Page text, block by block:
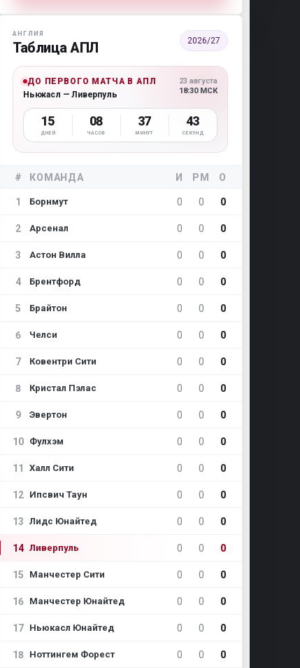
АНГЛИЯ
Таблица АПЛ 2026/27
ДО ПЕРВОГО МАТЧА В АПЛ
Ньюкасл — Ливерпуль
23 августа
18:30 МСК
15
ДНЕЙ
08
ЧАСОВ
37
МИНУТ
42
СЕКУНД
# КОМАНДА И РМ О
1 Борнмут 0 0 0
2 Арсенал 0 0 0
3 Астон Вилла 0 0 0
4 Брентфорд 0 0 0
5 Брайтон 0 0 0
6 Челси 0 0 0
7 Ковентри Сити 0 0 0
8 Кристал Пэлас 0 0 0
9 Эвертон 0 0 0
10 Фулхэм 0 0 0
11 Халл Сити 0 0 0
12 Ипсвич Таун 0 0 0
13 Лидс Юнайтед 0 0 0
14 Ливерпуль 0 0 0
15 Манчестер Сити 0 0 0
16 Манчестер Юнайтед 0 0 0
17 Ньюкасл Юнайтед 0 0 0
18 Ноттингем Форест 0 0 0